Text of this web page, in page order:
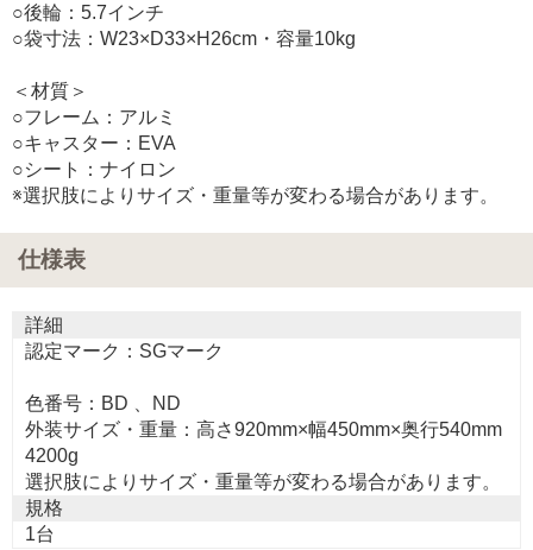
○後輪：5.7インチ
○袋寸法：W23×D33×H26cm・容量10kg
＜材質＞
○フレーム：アルミ
○キャスター：EVA
○シート：ナイロン
※選択肢によりサイズ・重量等が変わる場合があります。
仕様表
詳細
認定マーク：SGマーク
色番号：BD 、ND
外装サイズ・重量：高さ920mm×幅450mm×奥行540mm
4200g
選択肢によりサイズ・重量等が変わる場合があります。
規格
1台